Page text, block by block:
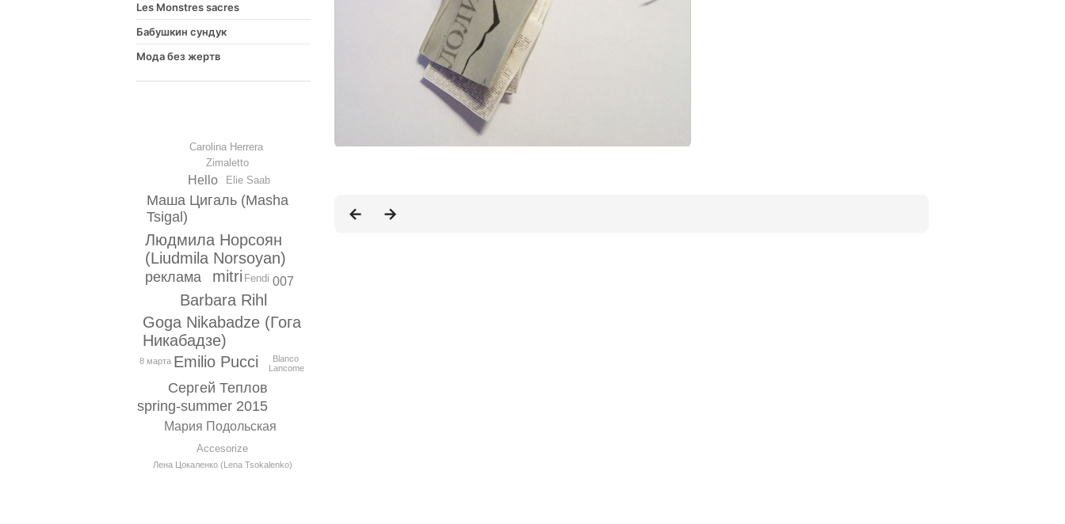
Les Monstres sacres
Бабушкин сундук
Мода без жертв
Barbara Rihl
Goga Nikabadze (Гога
Никабадзе)
mitri
Людмила Норсоян
(Liudmila Norsoyan)
Emilio Pucci
Маша Цигаль (Masha
Tsigal)
Сергей Теплов
реклама
spring-summer 2015
007
Мария Подольская
Hello Elie Saab
Fendi
Zimaletto
Accesorize
Сarolina Herrera
Лена Цокаленко (Lena Tsokalenko)
Blanco
Lancome
8 марта